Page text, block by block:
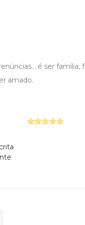
é ser família,
amado.